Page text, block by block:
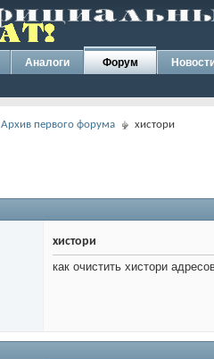
Аналоги Форум
Архив первого форума хистори
хистори
как очистить хистори